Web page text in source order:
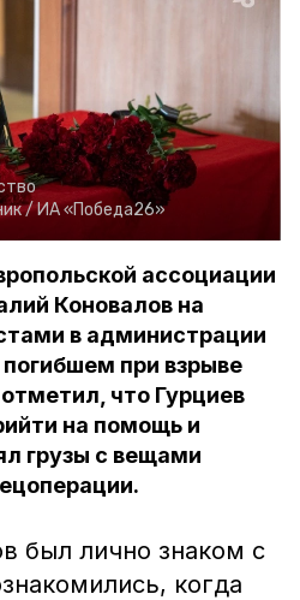
/ИА «Победа26»
ассоциации
Коновалов на
в администрации
при взрыве
что Гурциев
на помощь и
грузы с вещами
был лично знаком с
когда